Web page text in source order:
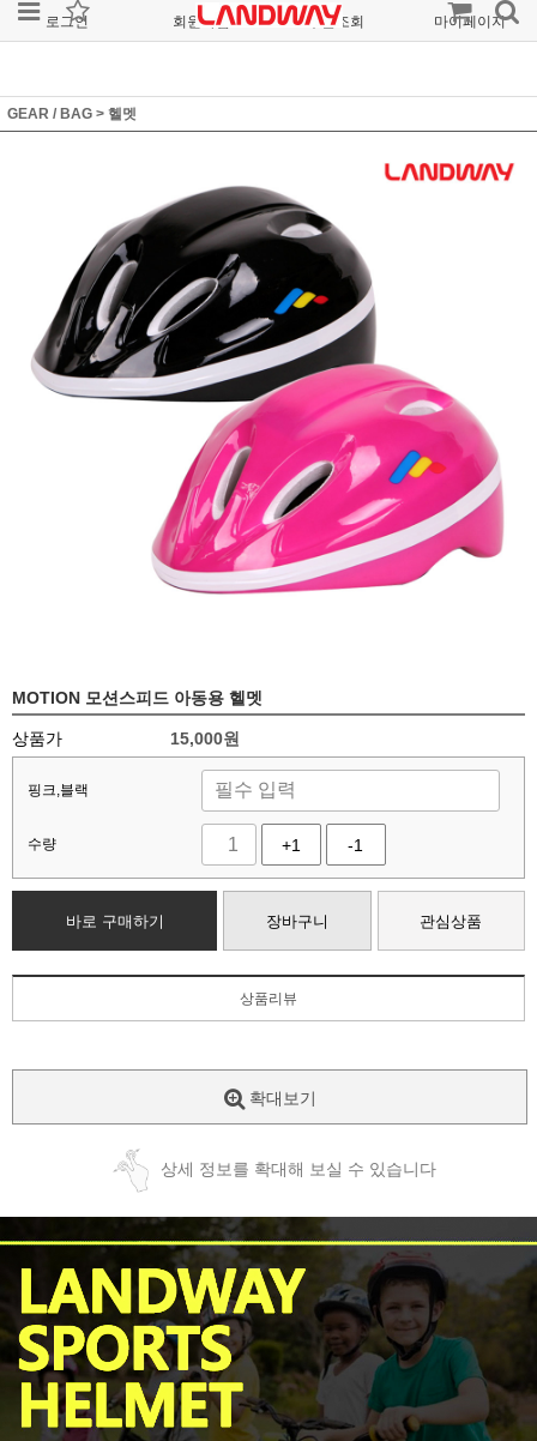
로그인 회원가입 주문조회 마이페이지
GEAR / BAG > 헬멧
MOTION 모션스피드 아동용 헬멧
상품가 15,000원
핑크,블랙
수량 +1 -1
바로 구매하기 장바구니 관심상품
상품리뷰
확대보기
상세 정보를 확대해 보실 수 있습니다